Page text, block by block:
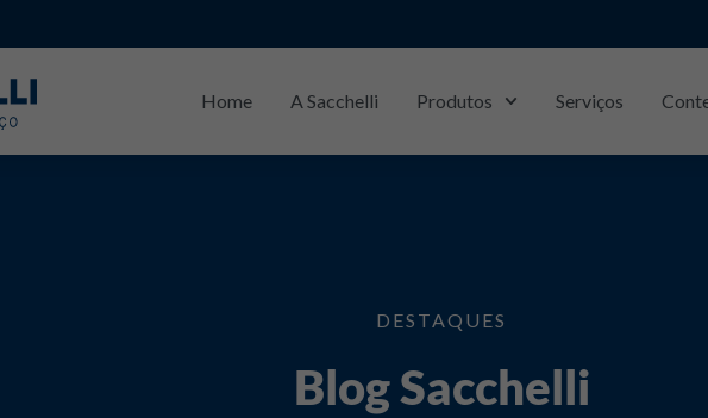
Home A Sacchelli Produtos Serviços
DESTAQUES
Blog Sacchelli